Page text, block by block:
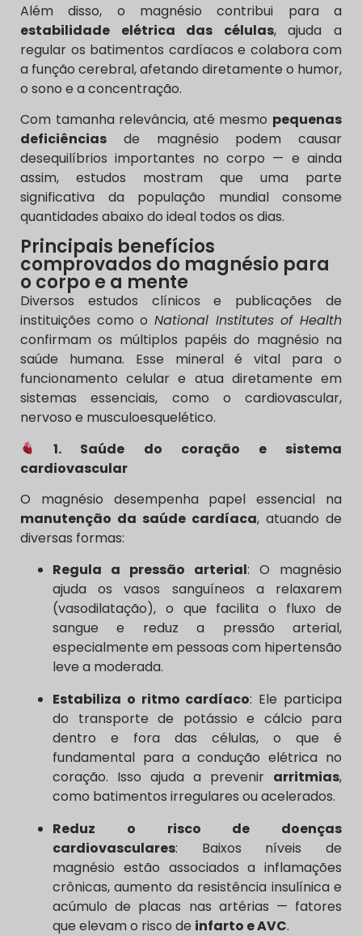
Além disso, o magnésio contribui para a
estabilidade elétrica das células, ajuda a
regular os batimentos cardíacos e colabora com
a função cerebral, afetando diretamente o humor,
o sono e a concentração.
Com tamanha relevância, até mesmo pequenas
deficiências de magnésio podem causar
desequilíbrios importantes no corpo — e ainda
assim, estudos mostram que uma parte
significativa da população mundial consome
quantidades abaixo do ideal todos os dias.
Principais benefícios
comprovados do magnésio para
o corpo e a mente
Diversos estudos clínicos e publicações de
instituições como o National Institutes of Health
confirmam os múltiplos papéis do magnésio na
saúde humana. Esse mineral é vital para o
funcionamento celular e atua diretamente em
sistemas essenciais, como o cardiovascular,
nervoso e musculoesquelético.
1. Saúde do coração e sistema
cardiovascular
O magnésio desempenha papel essencial na
manutenção da saúde cardíaca, atuando de
diversas formas:
Regula a pressão arterial: O magnésio
ajuda os vasos sanguíneos a relaxarem
(vasodilatação), o que facilita o fluxo de
sangue e reduz a pressão arterial,
especialmente em pessoas com hipertensão
leve a moderada.
Estabiliza o ritmo cardíaco: Ele participa
do transporte de potássio e cálcio para
dentro e fora das células, o que é
fundamental para a condução elétrica no
coração. Isso ajuda a prevenir arritmias,
como batimentos irregulares ou acelerados.
Reduz o risco de doenças
cardiovasculares: Baixos níveis de
magnésio estão associados a inflamações
crônicas, aumento da resistência insulínica e
acúmulo de placas nas artérias — fatores
que elevam o risco de infarto e AVC.